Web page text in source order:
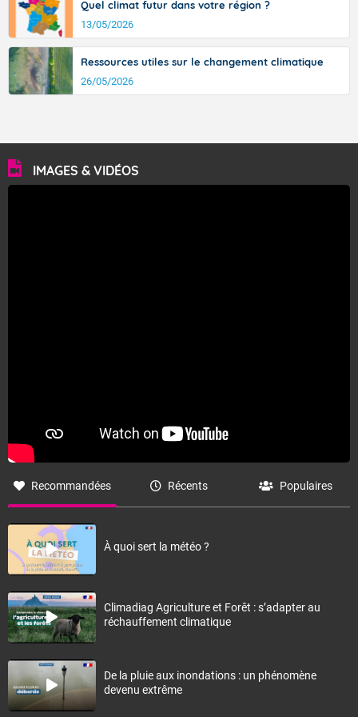
Quel climat futur dans votre région ?
13/05/2026
Ressources utiles sur le changement climatique
26/05/2026
IMAGES & VIDÉOS
Recommandées Récents Populaires
À quoi sert la météo ?
Climadiag Agriculture et Forêt : s’adapter au
réchauffement climatique
De la pluie aux inondations : un phénomène
devenu extrême